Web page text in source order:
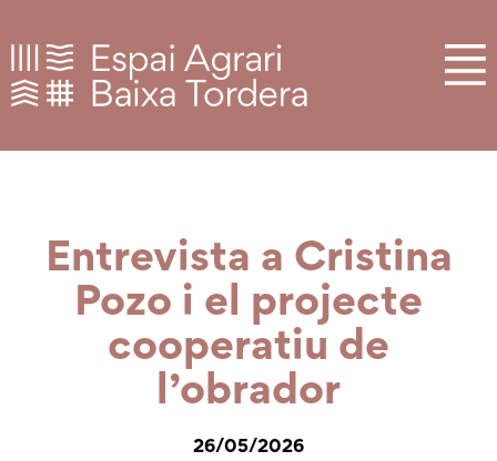
Entrevista a Cristina
Pozo i el projecte
cooperatiu de
l’obrador
26/05/2026